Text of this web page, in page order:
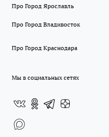
Про Город Ярославль
Про Город Владивосток
Про Город Краснодара
Мы в социальных сетях